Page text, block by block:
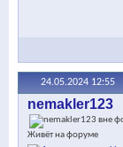
24.05.2024 12:55
nemakler123
Живёт на форуме